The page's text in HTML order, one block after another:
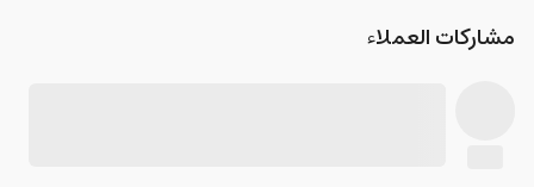
مشاركات العملاء